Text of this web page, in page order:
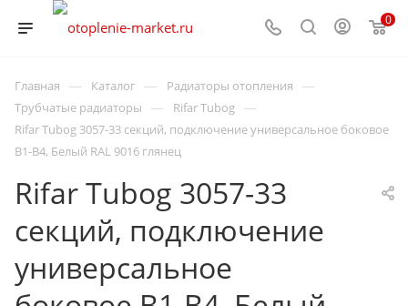
0
Главная — Каталог — Радиаторы отопления —
Трубчатые радиаторы — Rifar Tubog —
Rifar Tubog 3057-33 секций, подключение универсальное боковое
B1-B4, Белый RAL 9016 глянец
Rifar Tubog 3057-33
секций, подключение
универсальное